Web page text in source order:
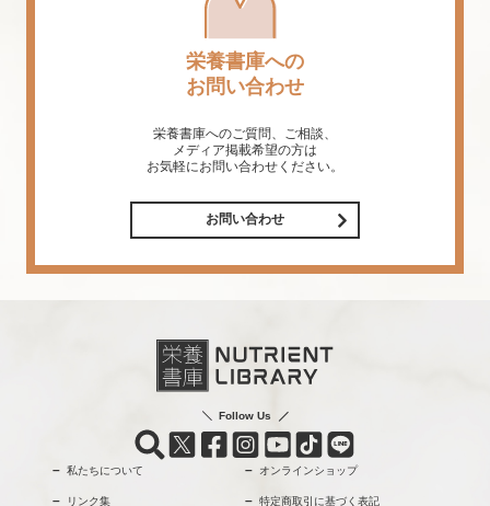
栄養書庫への
お問い合わせ
栄養書庫へのご質問、ご相談、
メディア掲載希望の方は
お気軽にお問い合わせください。
お問い合わせ
Follow Us
私たちについて オンラインショップ
リンク集 特定商取引に基づく表記